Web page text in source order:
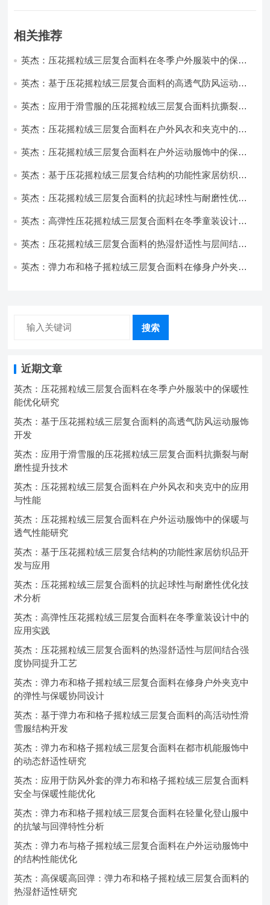
相关推荐
英杰：压花摇粒绒三层复合面料在冬季户外服装中的保暖
英杰：基于压花摇粒绒三层复合面料的高透气防风运动服
英杰：应用于滑雪服的压花摇粒绒三层复合面料抗撕裂与
英杰：压花摇粒绒三层复合面料在户外风衣和夹克中的应
英杰：压花摇粒绒三层复合面料在户外运动服饰中的保暖
英杰：基于压花摇粒绒三层复合结构的功能性家居纺织品
英杰：压花摇粒绒三层复合面料的抗起球性与耐磨性优化
英杰：高弹性压花摇粒绒三层复合面料在冬季童装设计中
英杰：压花摇粒绒三层复合面料的热湿舒适性与层间结合
英杰：弹力布和格子摇粒绒三层复合面料在修身户外夹克
搜索
近期文章
英杰：压花摇粒绒三层复合面料在冬季户外服装中的保暖性
能优化研究
英杰：基于压花摇粒绒三层复合面料的高透气防风运动服饰
开发
英杰：应用于滑雪服的压花摇粒绒三层复合面料抗撕裂与耐
磨性提升技术
英杰：压花摇粒绒三层复合面料在户外风衣和夹克中的应用
与性能
英杰：压花摇粒绒三层复合面料在户外运动服饰中的保暖与
透气性能研究
英杰：基于压花摇粒绒三层复合结构的功能性家居纺织品开
发与应用
英杰：压花摇粒绒三层复合面料的抗起球性与耐磨性优化技
术分析
英杰：高弹性压花摇粒绒三层复合面料在冬季童装设计中的
应用实践
英杰：压花摇粒绒三层复合面料的热湿舒适性与层间结合强
度协同提升工艺
英杰：弹力布和格子摇粒绒三层复合面料在修身户外夹克中
的弹性与保暖协同设计
英杰：基于弹力布和格子摇粒绒三层复合面料的高活动性滑
雪服结构开发
英杰：弹力布和格子摇粒绒三层复合面料在都市机能服饰中
的动态舒适性研究
英杰：应用于防风外套的弹力布和格子摇粒绒三层复合面料
安全与保暖性能优化
英杰：弹力布和格子摇粒绒三层复合面料在轻量化登山服中
的抗皱与回弹特性分析
英杰：弹力布与格子摇粒绒三层复合面料在户外运动服饰中
的结构性能优化
英杰：高保暖高回弹：弹力布和格子摇粒绒三层复合面料的
热湿舒适性研究